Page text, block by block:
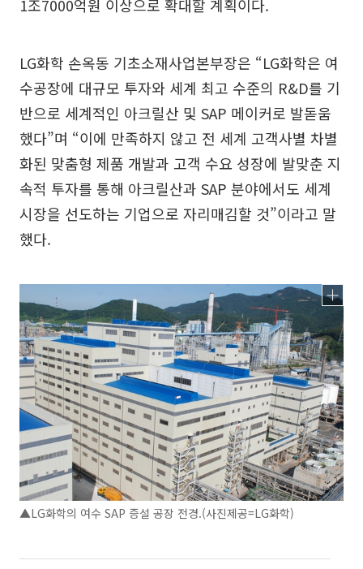
1조7000억원 이상으로 확대할 계획이다.
LG화학 손옥동 기초소재사업본부장은 “LG화학은 여
수공장에 대규모 투자와 세계 최고 수준의 R&D를 기
반으로 세계적인 아크릴산 및 SAP 메이커로 발돋움
했다”며 “이에 만족하지 않고 전 세계 고객사별 차별
화된 맞춤형 제품 개발과 고객 수요 성장에 발맞춘 지
속적 투자를 통해 아크릴산과 SAP 분야에서도 세계
시장을 선도하는 기업으로 자리매김할 것”이라고 말
했다.
▲LG화학의 여수 SAP 증설 공장 전경.(사진제공=LG화학)